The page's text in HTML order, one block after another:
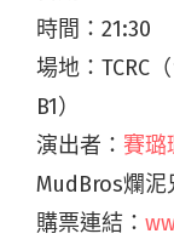
時間：21:30
場地：TCRC
B1）
演出者： 賽
MudBros爛泥
購票連結：